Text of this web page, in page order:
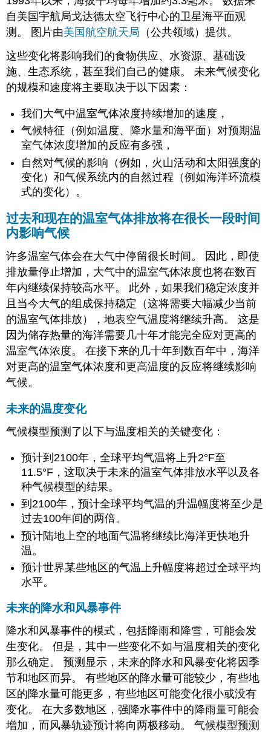
自美国宇航局戈达德太空飞行中心的卫星海平面观
测。 图片由美国航空航天局 （公共领域）提供。
这些变化将影响我们的食物供应、水资源、基础设
施、生态系统，甚至我们自己的健康。 未来气候变化
的规模和速度将主要取决于以下因素：
我们大气中温室气体浓度持续增加的速度，
气候特征（例如温度、降水量和海平面）对预期温
室气体浓度增加的反应有多强，
自然对气候的影响（例如，火山活动和太阳强度的
变化）和气候系统内的自然过程（例如海洋环流模
式的变化）。
过去和现在的温室气体排放将在很长一段时间
内影响气候
许多温室气体会在大气中停留很长时间。 因此，即使
排放量停止增加，大气中的温室气体浓度也将在数百
年内继续保持较高水平。 此外，如果我们稳定浓度并
且当今大气的组成保持稳定（这将需要大幅减少当前
的温室气体排放），地表空气温度将继续升高。 这是
因为储存热量的海洋需要几十年才能完全应对更高的
温室气体浓度。 在接下来的几十年到数百年中，海洋
对更高的温室气体浓度和更高温度的反应将继续影响
气候。
未来的温度变化
气候模型预测了以下与温度相关的关键变化：
预计到2100年，全球平均气温将上升2°F至
11.5°F，这取决于未来的温室气体排放水平以及各
种气候模型的结果。
到2100年，预计全球平均气温的升温幅度将至少是
过去100年间的两倍。
预计陆地上空的地面气温将继续比海洋更快地升
温。
预计世界某些地区的气温上升幅度将超过全球平均
水平。
未来的降水和风暴事件
降水和风暴事件的模式，包括降雨和降雪，可能会发
生变化。 但是，其中一些变化不如与温度相关的变化
那么确定。 预测显示，未来的降水和风暴变化将因季
节和地区而异。 有些地区的降水量可能较少，有些地
区的降水量可能更多，有些地区可能变化很小或没有
变化。 在大多数地区，强降水事件中的降雨量可能会
增加，而风暴轨迹预计将向两极移动。 气候模型预测